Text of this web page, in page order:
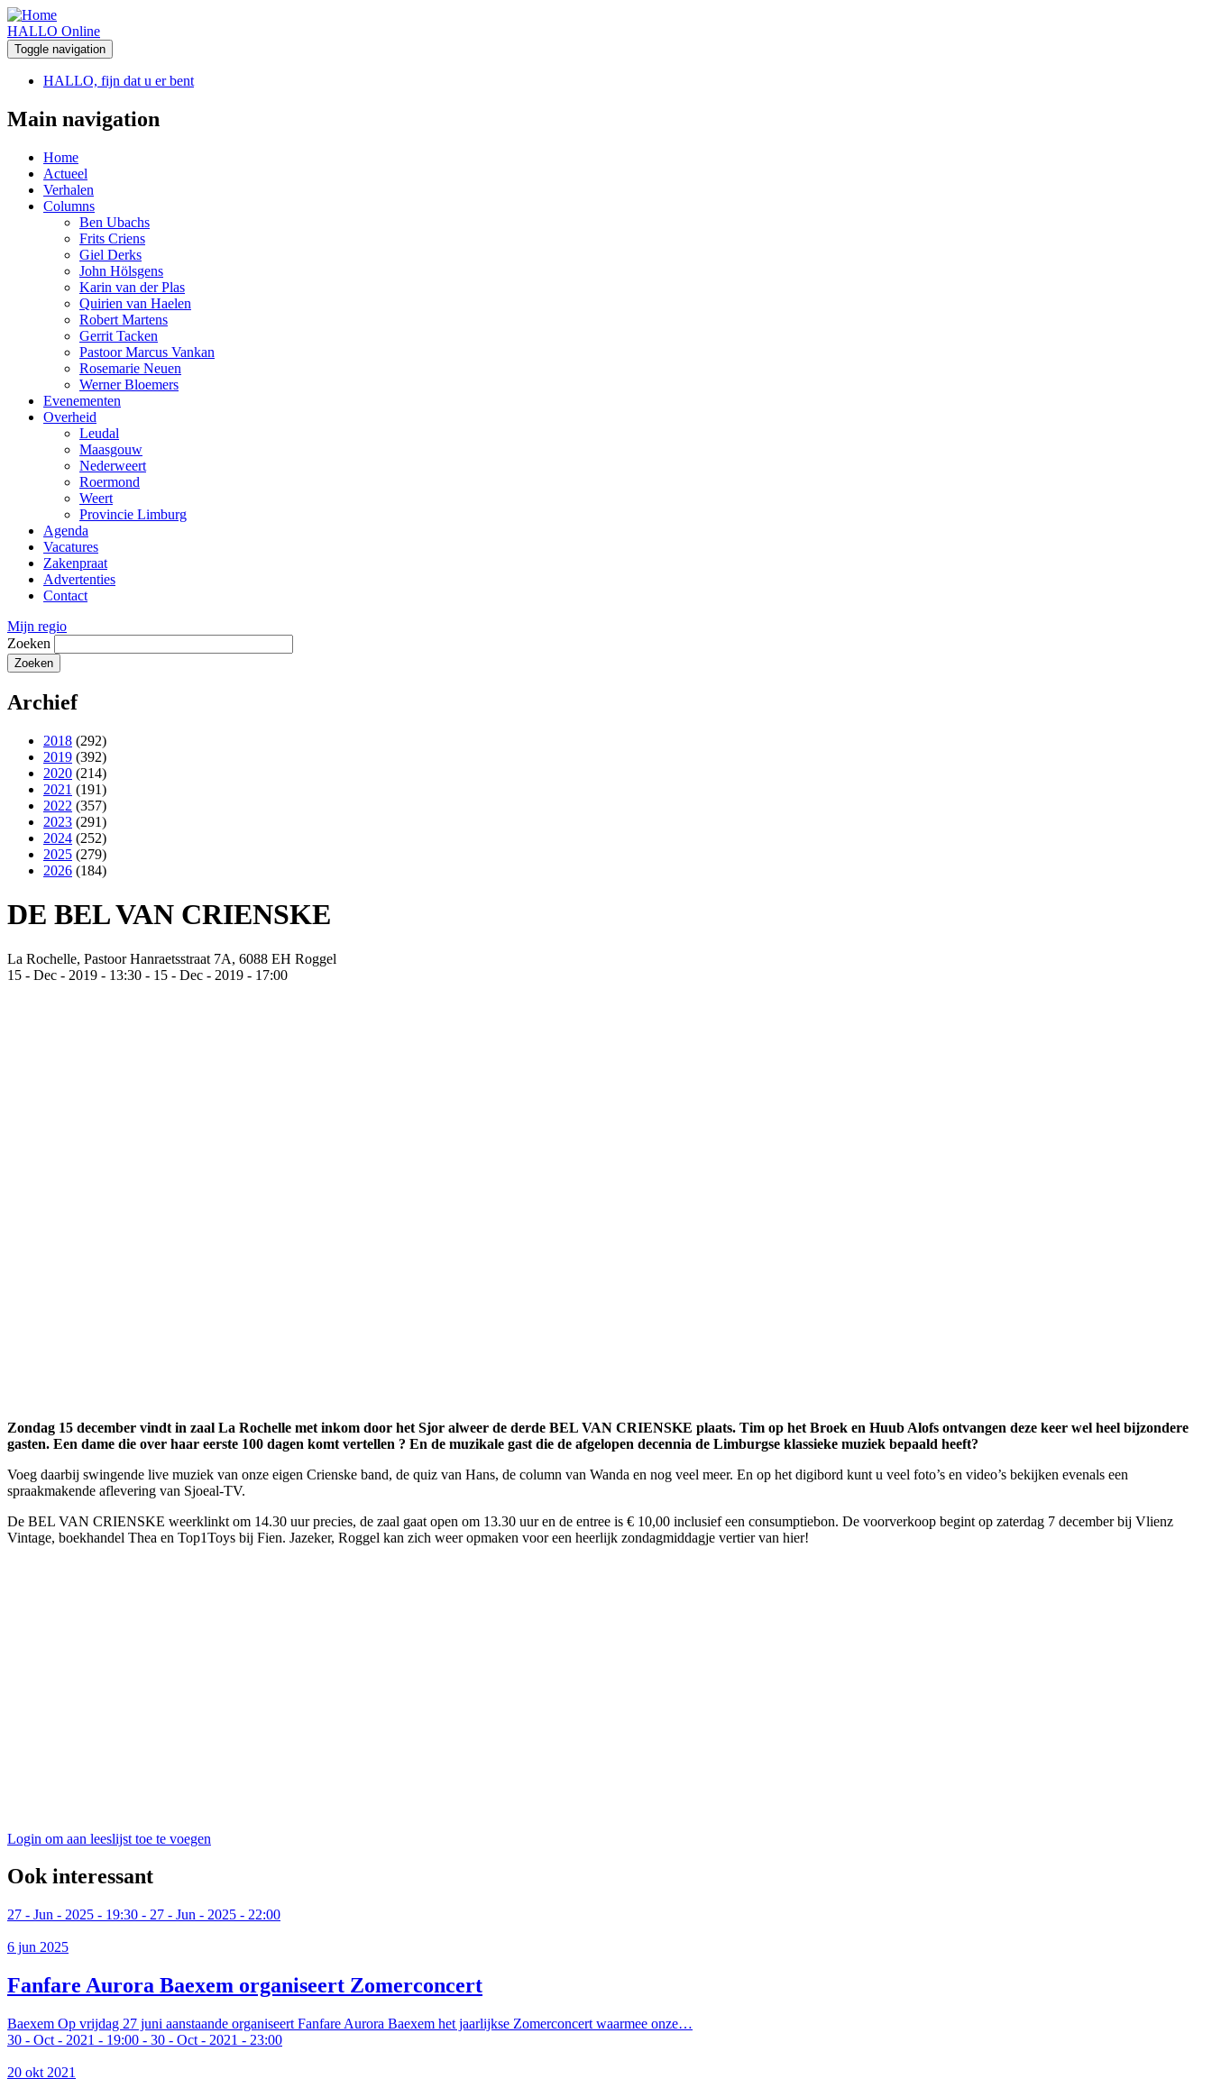
HALLO Online
Toggle navigation
HALLO, fijn dat u er bent
Main navigation
Home
Actueel
Verhalen
Columns
Ben Ubachs
Frits Criens
Giel Derks
John Hölsgens
Karin van der Plas
Quirien van Haelen
Robert Martens
Gerrit Tacken
Pastoor Marcus Vankan
Rosemarie Neuen
Werner Bloemers
Evenementen
Overheid
Leudal
Maasgouw
Nederweert
Roermond
Weert
Provincie Limburg
Agenda
Vacatures
Zakenpraat
Advertenties
Contact
Mijn regio
Zoeken
Archief
2018 (292)
2019 (392)
2020 (214)
2021 (191)
2022 (357)
2023 (291)
2024 (252)
2025 (279)
2026 (184)
DE BEL VAN CRIENSKE
La Rochelle, Pastoor Hanraetsstraat 7A, 6088 EH Roggel
15 - Dec - 2019 - 13:30 - 15 - Dec - 2019 - 17:00
Zondag 15 december vindt in zaal La Rochelle met inkom door het Sjor alweer de derde BEL VAN CRIENSKE plaats. Tim op het Broek en Huub Alofs ontvangen deze keer wel heel bijzondere
gasten. Een dame die over haar eerste 100 dagen komt vertellen ? En de muzikale gast die de afgelopen decennia de Limburgse klassieke muziek bepaald heeft?
Voeg daarbij swingende live muziek van onze eigen Crienske band, de quiz van Hans, de column van Wanda en nog veel meer. En op het digibord kunt u veel foto’s en video’s bekijken evenals een
spraakmakende aflevering van Sjoeal-TV.
De BEL VAN CRIENSKE weerklinkt om 14.30 uur precies, de zaal gaat open om 13.30 uur en de entree is € 10,00 inclusief een consumptiebon. De voorverkoop begint op zaterdag 7 december bij Vlienz
Vintage, boekhandel Thea en Top1Toys bij Fien. Jazeker, Roggel kan zich weer opmaken voor een heerlijk zondagmiddagje vertier van hier!
Login om aan leeslijst toe te voegen
Ook interessant
27 - Jun - 2025 - 19:30 - 27 - Jun - 2025 - 22:00
6 jun 2025
Fanfare Aurora Baexem organiseert Zomerconcert
Baexem Op vrijdag 27 juni aanstaande organiseert Fanfare Aurora Baexem het jaarlijkse Zomerconcert waarmee onze…
30 - Oct - 2021 - 19:00 - 30 - Oct - 2021 - 23:00
20 okt 2021